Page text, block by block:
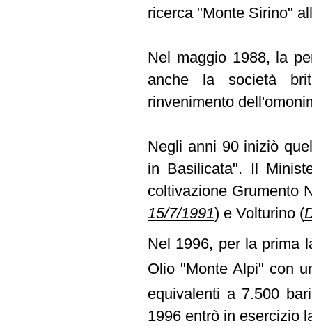
ricerca "Monte Sirino"
Nel maggio 1988, la
anche la società
rinvenimento
Negli anni 90 iniziò
in Basilicata". Il
coltivazione Grumento
15/7/1991) e Volturino (
Nel 1996, per la prima
Olio "Monte Alpi" con
equivalenti a 7.500
1996 entrò in esercizio